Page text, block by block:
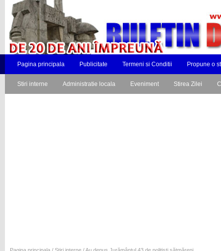
Pagina principala Publicitate Termeni si Conditii Propune o
Stiri interne Administratie locala Eveniment Stirea Zilei